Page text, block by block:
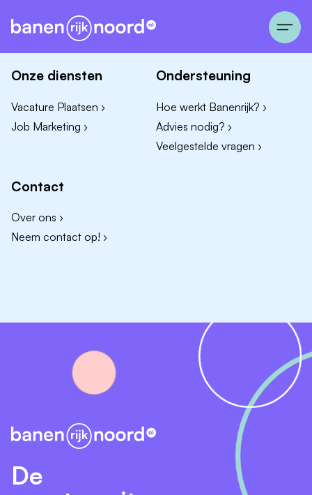
Onze diensten
Vacature Plaatsen ›
Job Marketing ›
Ondersteuning
Hoe werkt Banenrijk? ›
Advies nodig? ›
Veelgestelde vragen ›
Contact
Over ons ›
Neem contact op! ›
De